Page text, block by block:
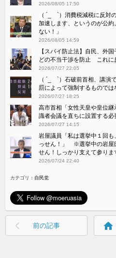
2026/08/05 17:50
（ ´_ゝ`）消費税減税に反
加速します、というのが公
ない！」
2026/08/05 14:59
【スパイ防止法】自民、外
どの不当干渉を防止 これに
2026/07/27 22:05
（ ´_ゝ`）石破前首相、講
罰によって強制するものでは
2026/07/27 18:25
高市首相「女性天皇や皇位
識者会議を直ちに設置する必
2026/07/27 14:15
岩屋議員「私は選挙中１回
っせん！」 ※選挙中の岩屋
せん！しっかり支えて参りま
2026/07/24 22:40
カテゴリ： 自民党
前の記事 home